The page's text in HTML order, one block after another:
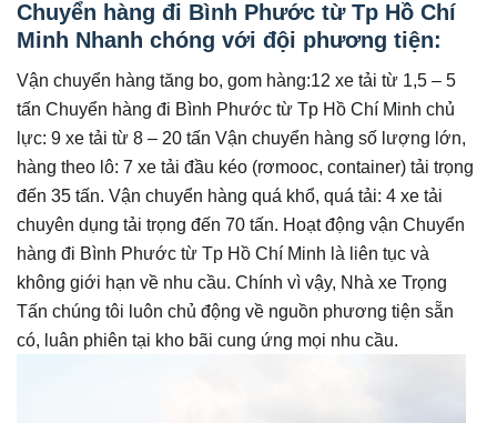
Chuyển hàng đi Bình Phước từ Tp Hồ Chí
Minh Nhanh chóng với đội phương tiện:
Vận chuyển hàng tăng bo, gom hàng:12 xe tải từ 1,5 – 5
tấn Chuyển hàng đi Bình Phước từ Tp Hồ Chí Minh chủ
lực: 9 xe tải từ 8 – 20 tấn Vận chuyển hàng số lượng lớn,
hàng theo lô: 7 xe tải đầu kéo (rơmooc, container) tải trọng
đến 35 tấn. Vận chuyển hàng quá khổ, quá tải: 4 xe tải
chuyên dụng tải trọng đến 70 tấn. Hoạt động vận Chuyển
hàng đi Bình Phước từ Tp Hồ Chí Minh là liên tục và
không giới hạn về nhu cầu. Chính vì vậy, Nhà xe Trọng
Tấn chúng tôi luôn chủ động về nguồn phương tiện sẵn
có, luân phiên tại kho bãi cung ứng mọi nhu cầu.